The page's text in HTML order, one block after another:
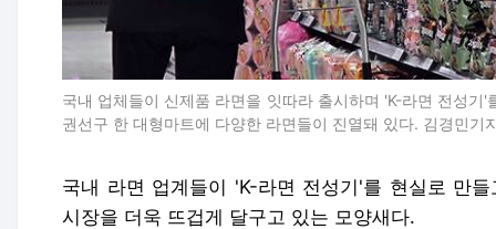
국내 업체들이 신제품 라면을 잇따라 출시하며 'K-라면 전성기
권선구 한 대형마트에 다양한 라면들이 진열돼 있다. 김경민기
국내 라면 업계들이 'K-라면 전성기'를 현실로 만
시장을 더욱 뜨겁게 달구고 있는 모양새다.